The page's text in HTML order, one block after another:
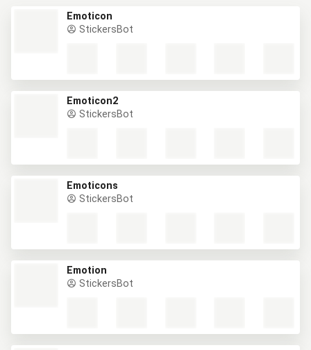
Emoticon
StickersBot
Emoticon2
StickersBot
Emoticons
StickersBot
Emotion
StickersBot